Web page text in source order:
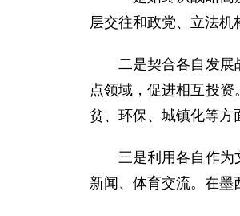
层交往和政党、立法机
二是契合各自发展战
点领域，促进相互投
贫、环保、城镇化等方
三是利用各自作为文
新闻、体育交流。在墨